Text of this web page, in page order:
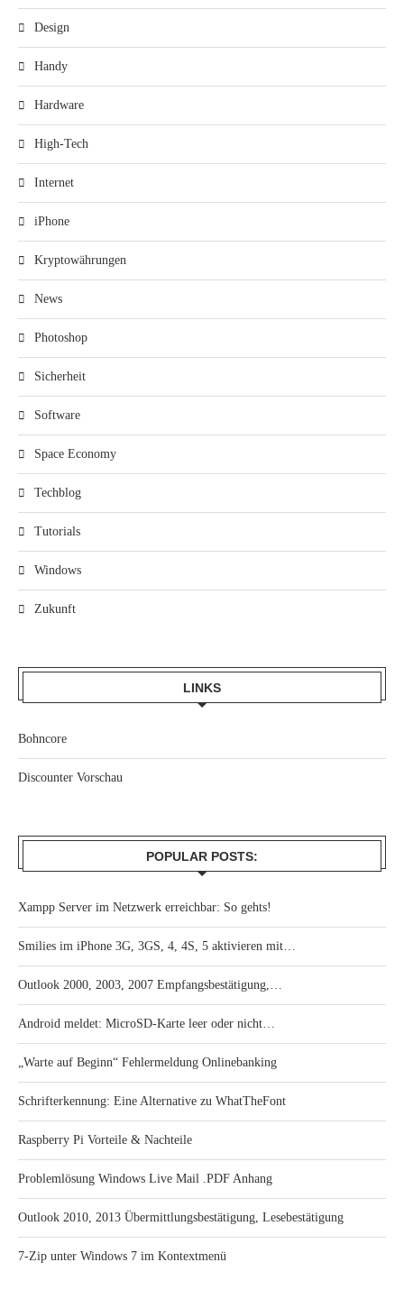
Design
Handy
Hardware
High-Tech
Internet
iPhone
Kryptowährungen
News
Photoshop
Sicherheit
Software
Space Economy
Techblog
Tutorials
Windows
Zukunft
LINKS
Bohncore
Discounter Vorschau
POPULAR POSTS:
Xampp Server im Netzwerk erreichbar: So gehts!
Smilies im iPhone 3G, 3GS, 4, 4S, 5 aktivieren mit…
Outlook 2000, 2003, 2007 Empfangsbestätigung,…
Android meldet: MicroSD-Karte leer oder nicht…
„Warte auf Beginn“ Fehlermeldung Onlinebanking
Schrifterkennung: Eine Alternative zu WhatTheFont
Raspberry Pi Vorteile & Nachteile
Problemlösung Windows Live Mail .PDF Anhang
Outlook 2010, 2013 Übermittlungsbestätigung, Lesebestätigung
7-Zip unter Windows 7 im Kontextmenü